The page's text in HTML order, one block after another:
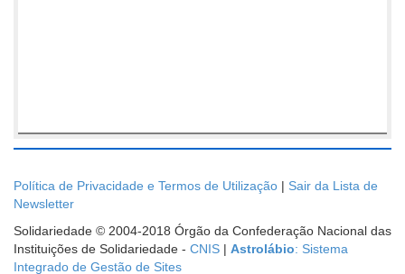
Política de Privacidade e Termos de Utilização | Sair da Lista de
Newsletter
Solidariedade © 2004-2018 Órgão da Confederação Nacional das
Instituições de Solidariedade - CNIS | Astrolábio: Sistema
Integrado de Gestão de Sites